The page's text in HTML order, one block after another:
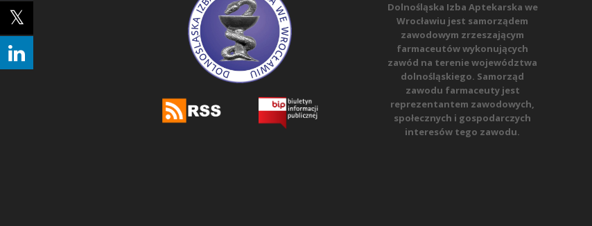
Dolnośląska Izba Aptekarska we
Wrocławiu jest samorządem
zawodowym zrzeszającym
farmaceutów wykonujących
zawód na terenie województwa
dolnośląskiego. Samorząd
zawodu farmaceuty jest
reprezentantem zawodowych,
społecznych i gospodarczych
interesów tego zawodu.